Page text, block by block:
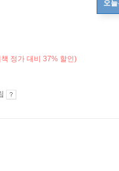
오
정가 대비 37% 할인)